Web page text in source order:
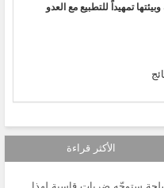
تمهيداً للتطبيع مع العدو
الأكثر قراءة